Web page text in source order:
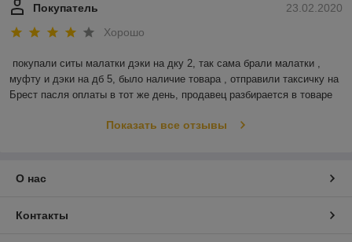
23.02.2020
Покупатель
Хорошо
покупали ситы малатки дэки на дку 2, так сама брали малатки ,
муфту и дэки на дб 5, было наличие товара , отправили таксичку на
Брест пасля оплаты в тот же день, продавец разбирается в товаре
Показать все отзывы
О нас
Контакты